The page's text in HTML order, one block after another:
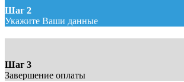
Шаг 2
Укажите Ваши данные
Шаг 3
Завершение оплаты